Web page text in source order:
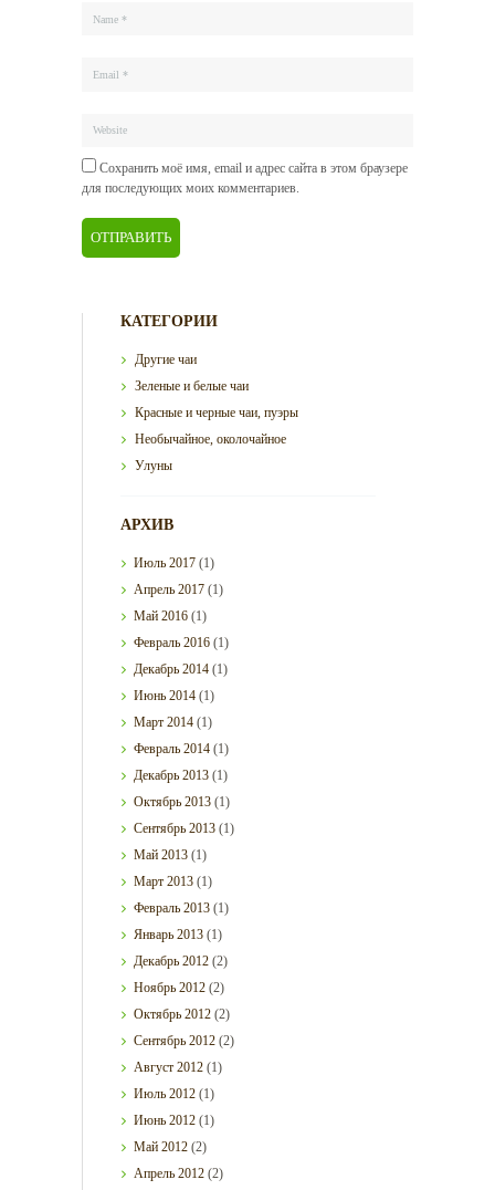
Сохранить моё имя, email и адрес сайта в этом браузере
для последующих моих комментариев.
КАТЕГОРИИ
Другие чаи
Зеленые и белые чаи
Красные и черные чаи, пуэры
Необычайное, околочайное
Улуны
АРХИВ
Июль2017 (1)
Апрель2017 (1)
Май2016 (1)
Февраль2016 (1)
Декабрь2014 (1)
Июнь2014 (1)
Март2014 (1)
Февраль2014 (1)
Декабрь2013 (1)
Октябрь2013 (1)
Сентябрь2013 (1)
Май2013 (1)
Март2013 (1)
Февраль2013 (1)
Январь2013 (1)
Декабрь2012 (2)
Ноябрь2012 (2)
Октябрь2012 (2)
Сентябрь2012 (2)
Август2012 (1)
Июль2012 (1)
Июнь2012 (1)
Май2012 (2)
Апрель2012 (2)